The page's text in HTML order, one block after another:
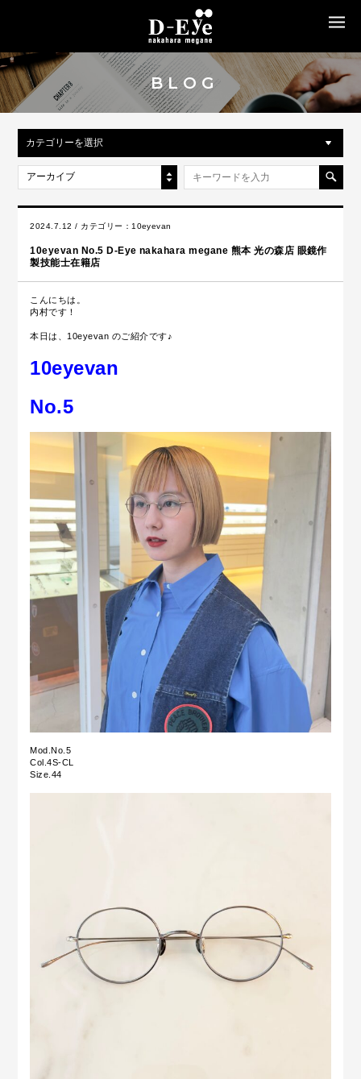
BLOG
カテゴリーを選択
アーカイブ
2024.7.12 / カテゴリー： 10eyevan
10eyevan No.5 D-Eye nakahara megane 熊本 光の森店 眼鏡作
製技能士在籍店
こんにちは。
内村です！
本日は、10eyevan のご紹介です♪
10eyevan
No.5
Mod.No.5
Col.4S-CL
Size.44